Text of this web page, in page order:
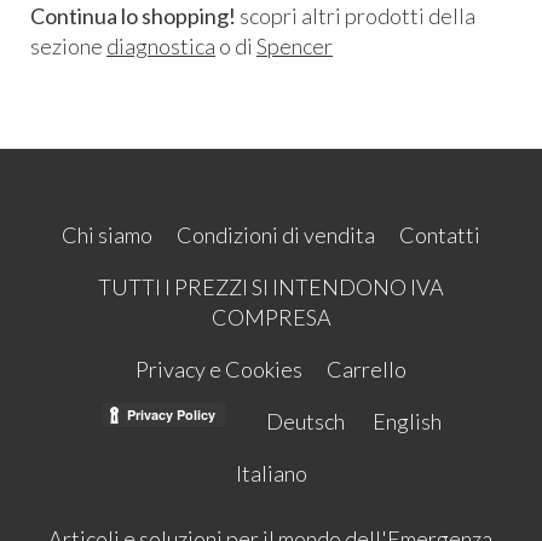
Continua lo shopping! scopri altri prodotti della
sezione diagnostica o di Spencer
Chi siamo Condizioni di vendita
Contatti
TUTTI I PREZZI SI INTENDONO IVA
COMPRESA
Privacy e Cookies
Carrello
Deutsch
English
Italiano